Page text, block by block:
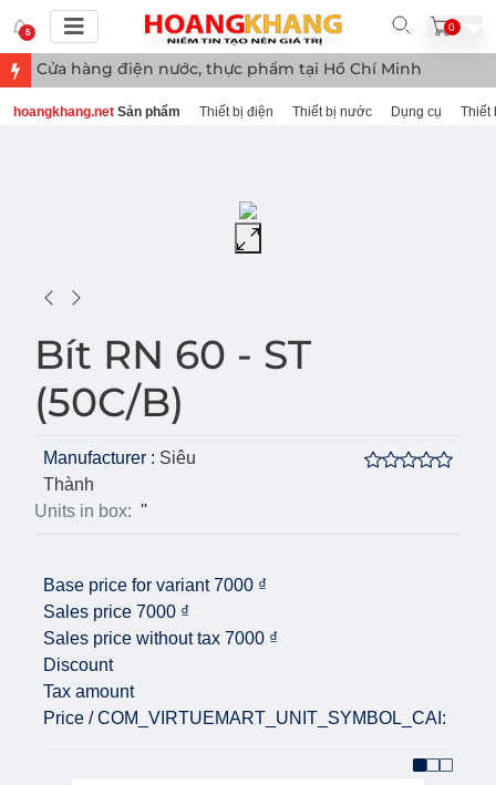
5 0
Cửa hàng điện nước, thực phẩm tại Hồ Chí Minh
hoangkhang.net Sản phẩm Thiết bị điện Thiết bị nước Dụng cụ Thiết
Bít RN 60 - ST
(50C/B)
Manufacturer : Siêu
Thành
Units in box: ''
Base price for variant7000 ₫
Sales price 7000 ₫
Sales price without tax 7000 ₫
Discount
Tax amount
Price / COM_VIRTUEMART_UNIT_SYMBOL_CAI: